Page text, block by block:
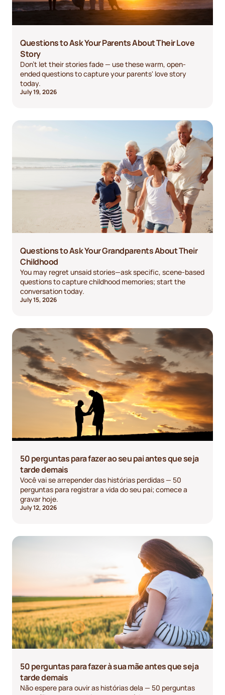
Questions to Ask Your Parents About Their Love
Story
Don't let their stories fade — use these warm, open-
ended questions to capture your parents' love story
today.
July 19, 2026
Questions to Ask Your Grandparents About Their
Childhood
You may regret unsaid stories—ask specific, scene-based
questions to capture childhood memories; start the
conversation today.
July 15, 2026
50 perguntas para fazer ao seu pai antes que seja
tarde demais
Você vai se arrepender das histórias perdidas — 50
perguntas para registrar a vida do seu pai; comece a
gravar hoje.
July 12, 2026
50 perguntas para fazer à sua mãe antes que seja
tarde demais
Não espere para ouvir as histórias dela — 50 perguntas